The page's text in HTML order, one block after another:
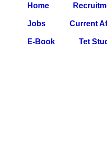
Home
Jobs Current
E-Book Tet